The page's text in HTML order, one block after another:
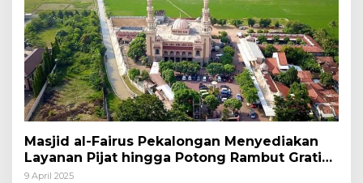
Masjid al-Fairus Pekalongan Menyediakan
Layanan Pijat hingga Potong Rambut Gratis
bagi Pemudik Lebaran 2025
9 April 2025